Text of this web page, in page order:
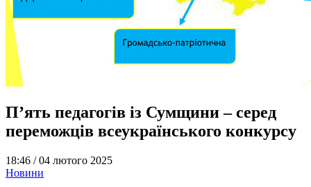
П’ять педагогів із Сумщини – серед
переможців всеукраїнського конкурсу
18:46 /04 лютого 2025
Новини